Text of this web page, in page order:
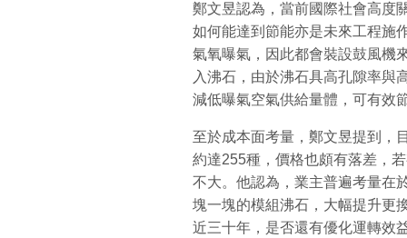
鄭文昱認為，當前國際社會高度
如何能達到節能亦是未來工程施
氣氧曝氣，因此都會裝設鼓風機
入沸石，由於沸石具高孔隙率與
減低曝氣空氣供給量體，可有效
至於成本面考量，鄭文昱提到，
約達255種，價格也頗有落差，
不大。他認為，業主普遍考量在
塊一塊的模組沸石，大幅提升更
近三十年，是否還有優化運轉效